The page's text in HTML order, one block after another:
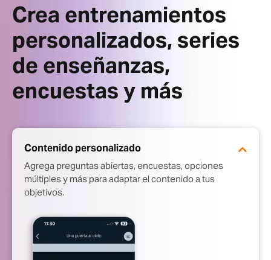
Crea entrenamientos
personalizados, series
de enseñanzas,
encuestas y más
Contenido personalizado
Agrega preguntas abiertas, encuestas, opciones
múltiples y más para adaptar el contenido a tus
objetivos.